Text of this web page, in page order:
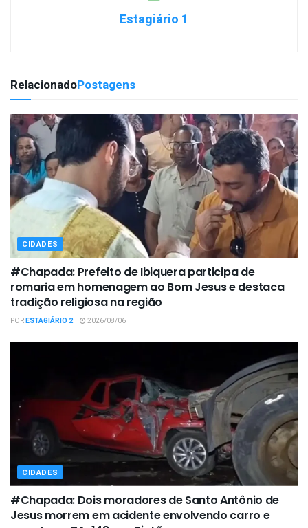
Estagiário 1
RelacionadoPostagens
CIDADES
#Chapada: Prefeito de Ibiquera participa de
romaria em homenagem ao Bom Jesus e destaca
tradição religiosa na região
PORESTAGIÁRIO 2 2026/08/06
CIDADES
#Chapada: Dois moradores de Santo Antônio de
Jesus morrem em acidente envolvendo carro e